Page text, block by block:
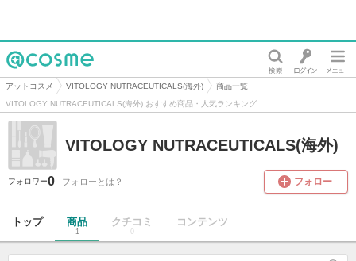
@cosme
アットコスメ VITOLOGY NUTRACEUTICALS(海外)
商品一覧
VITOLOGY NUTRACEUTICALS(海外) おすすめ商品・人気ランキング
VITOLOGY NUTRACEUTICALS(海外)
フォロワー0 フォローとは？ フォロー
トップ 商品
1
クチコミ
0
コンテンツ